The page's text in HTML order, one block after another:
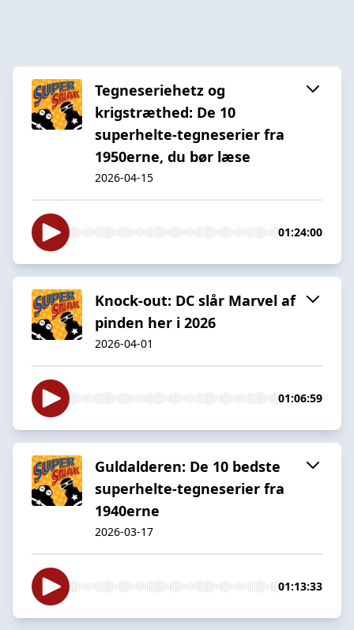
Tegneseriehetz og
krigstræthed: De 10
superhelte-tegneserier fra
1950erne, du bør læse
2026-04-15
01:24:00
Knock-out: DC slår Marvel af
pinden her i 2026
2026-04-01
01:06:59
Guldalderen: De 10 bedste
superhelte-tegneserier fra
1940erne
2026-03-17
01:13:33